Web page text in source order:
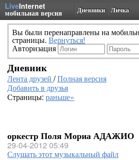
LiveInternet
мобильная версия Дневники Личка
Вы были перенаправлены на
страницы. Вернуться!
Авторизация
Дневник
Лента друзей /Полная версия
Добавить в друзья
Страницы: раньше»
оркестр Поля Мориа АДАЖИО
29-04-2012 05:49
Слушать этот музыкальный файл